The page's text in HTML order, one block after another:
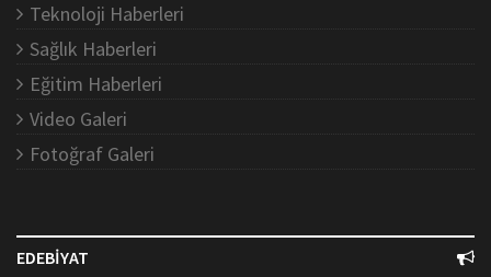
Teknoloji Haberleri
Sağlık Haberleri
Eğitim Haberleri
Video Galeri
Fotoğraf Galeri
EDEBİYAT